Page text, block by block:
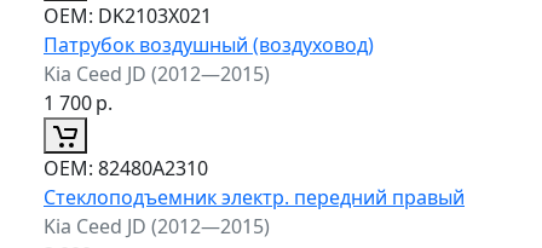
ОЕМ: DK2103X021
Патрубок воздушный (воздуховод)
Kia Ceed JD (2012—2015)
1 700р.
ОЕМ: 82480A2310
Стеклоподъемник электр. передний правый
Kia Ceed JD (2012—2015)